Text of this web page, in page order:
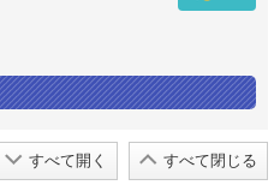
すべて開く すべて閉じる